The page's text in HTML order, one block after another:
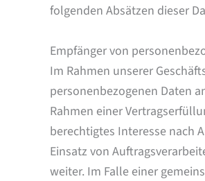
folgenden Absätzen dieser
Empfänger von
Im Rahmen unserer
personenbezogenen Daten
Rahmen einer
berechtigtes Interesse nach
Einsatz von
weiter. Im Falle einer